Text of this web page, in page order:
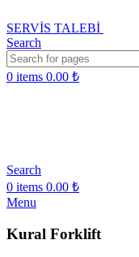
SERVİS TALEBİ
Search
0 items 0.00 ₺
Search
0 items 0.00 ₺
Menu
Kural Forklift